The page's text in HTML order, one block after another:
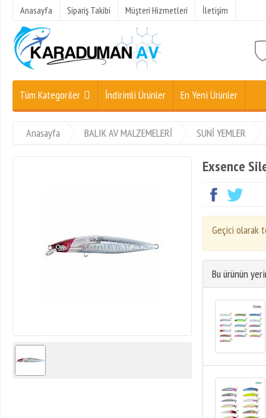
Anasayfa Sipariş Takibi Müşteri Hizmetleri İletişim
Tüm Kategoriler İndirimli Ürünler En Yeni Ürünler
Anasayfa BALIK AV MALZEMELERİ SUNİ YEMLER
Exsence
Geçici olarak
Bu ürünün